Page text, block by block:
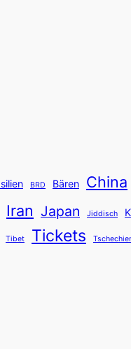
BRD Bären China
Iran Japan Jiddisch
Tibet Tickets